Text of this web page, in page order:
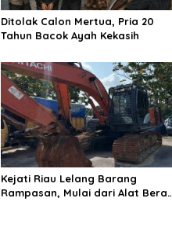
Ditolak Calon Mertua, Pria 20
Tahun Bacok Ayah Kekasih
Kejati Riau Lelang Barang
Rampasan, Mulai dari Alat Berat